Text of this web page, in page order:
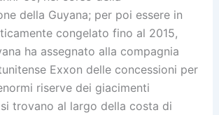
della Guyana; per poi essere in
congelato fino al 2015,
ha assegnato alla compagnia
Exxon delle concessioni per
riserve dei giacimenti
trovano al largo della costa di